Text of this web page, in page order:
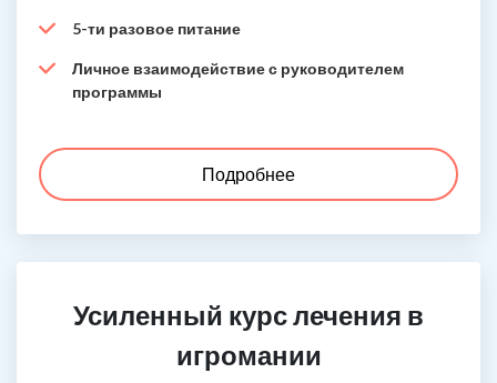
5-ти разовое питание
Личное взаимодействие с руководителем
программы
Подробнее
Усиленный курс лечения в
игромании